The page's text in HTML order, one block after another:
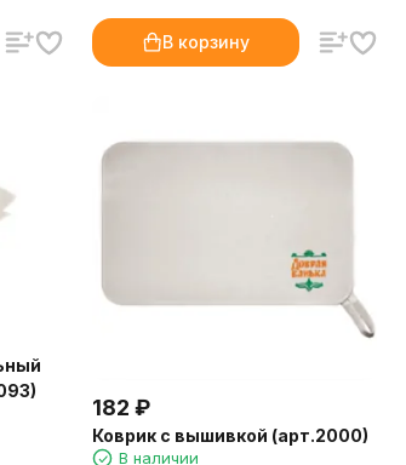
В корзину
182 ₽
Коврик с вышивкой (арт.2000)
В наличии